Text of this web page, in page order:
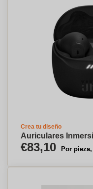
Crea tu diseño
Auriculares
€83,10 Por